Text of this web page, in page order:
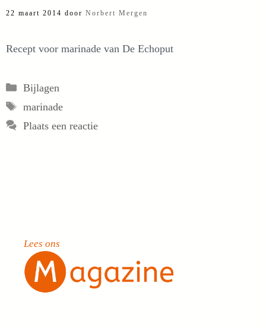
22 maart 2014 door Norbert Mergen
Recept voor marinade van De Echoput
Categorieën
Bijlagen
Tags
marinade
Plaats een reactie
Lees ons